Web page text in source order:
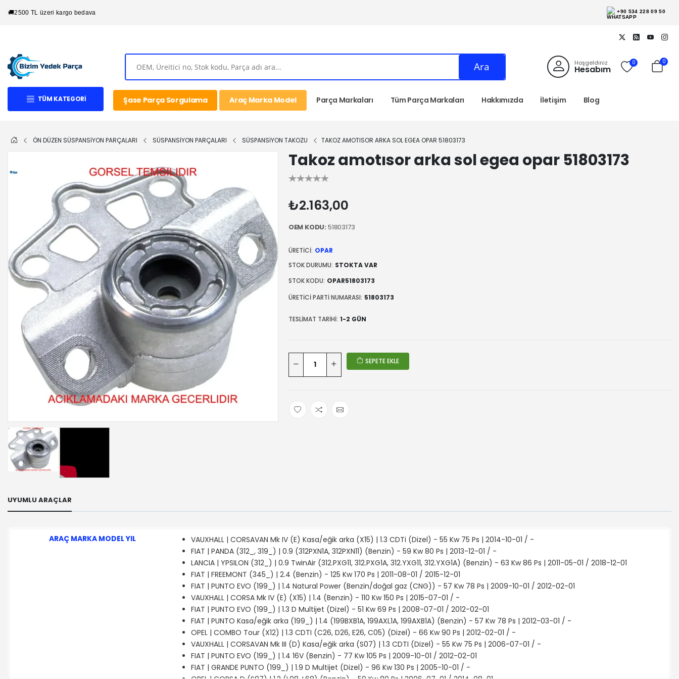
🚚2500 TL üzeri kargo bedava +90 534 228 09 50
Ara Hoşgeldiniz
Hesabım
0 0
TÜM KATEGORI Şase Parça Sorgulama Araç Marka Model Parça Markaları Tüm Parça Markaları Hakkımızda İletişim Blog
ÖN DÜZEN SÜSPANSİYON PARÇALARI SÜSPANSİYON PARÇALARI SÜSPANSİYON TAKOZU TAKOZ AMOTISOR ARKA SOL EGEA OPAR 51803173
Takoz amotısor arka sol egea opar 51803173
₺2.163,00
OEM KODU: 51803173
ÜRETICI: OPAR
STOK DURUMU: STOKTA VAR
STOK KODU: OPAR51803173
ÜRETICI PARTI NUMARASI: 51803173
TESLIMAT TARIHI: 1-2 GÜN
SEPETE EKLE
UYUMLU ARAÇLAR
ARAÇ MARKA MODEL YIL
VAUXHALL | CORSAVAN Mk IV (E) Kasa/eğik arka (X15) | 1.3 CDTi (Dizel) - 55 Kw 75 Ps | 2014-10-01 / -
FIAT | PANDA (312_, 319_) | 0.9 (312PXN1A, 312PXN11) (Benzin) - 59 Kw 80 Ps | 2013-12-01 / -
LANCIA | YPSILON (312_) | 0.9 TwinAir (312.PXG11, 312.PXG1A, 312.YXG11, 312.YXG1A) (Benzin) - 63 Kw 86 Ps | 2011-05-01 / 2018-12-01
FIAT | FREEMONT (345_) | 2.4 (Benzin) - 125 Kw 170 Ps | 2011-08-01 / 2015-12-01
FIAT | PUNTO EVO (199_) | 1.4 Natural Power (Benzin/doğal gaz (CNG)) - 57 Kw 78 Ps | 2009-10-01 / 2012-02-01
VAUXHALL | CORSA Mk IV (E) (X15) | 1.4 (Benzin) - 110 Kw 150 Ps | 2015-07-01 / -
FIAT | PUNTO EVO (199_) | 1.3 D Multijet (Dizel) - 51 Kw 69 Ps | 2008-07-01 / 2012-02-01
FIAT | PUNTO Kasa/eğik arka (199_) | 1.4 (199BXB1A, 199AXL1A, 199AXB1A) (Benzin) - 57 Kw 78 Ps | 2012-03-01 / -
OPEL | COMBO Tour (X12) | 1.3 CDTI (C26, D26, E26, C05) (Dizel) - 66 Kw 90 Ps | 2012-02-01 / -
VAUXHALL | CORSAVAN Mk III (D) Kasa/eğik arka (S07) | 1.3 CDTI (Dizel) - 55 Kw 75 Ps | 2006-07-01 / -
FIAT | PUNTO EVO (199_) | 1.4 16V (Benzin) - 77 Kw 105 Ps | 2009-10-01 / 2012-02-01
FIAT | GRANDE PUNTO (199_) | 1.9 D Multijet (Dizel) - 96 Kw 130 Ps | 2005-10-01 / -